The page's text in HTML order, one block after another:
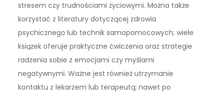
stresem czy trudnościami życiowymi. Można także
korzystać z literatury dotyczącej zdrowia
psychicznego lub technik samopomocowych; wiele
książek oferuje praktyczne ćwiczenia oraz strategie
radzenia sobie z emocjami czy myślami
negatywnymi. Ważne jest również utrzymanie
kontaktu z lekarzem lub terapeutą; nawet po